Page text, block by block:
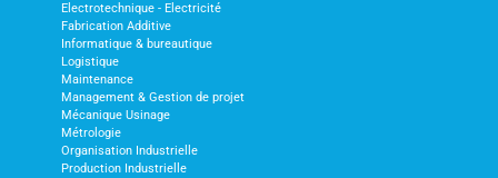
Electrotechnique - Electricité
Fabrication Additive
Informatique & bureautique
Logistique
Maintenance
Management & Gestion de projet
Mécanique Usinage
Métrologie
Organisation Industrielle
Production Industrielle